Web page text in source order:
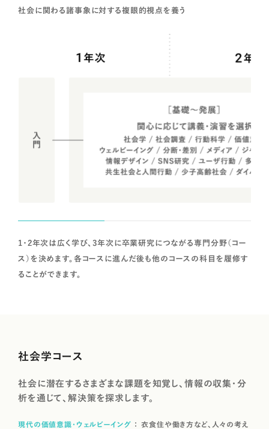
社会に関わる諸事象に対する複眼的視点を養う
1・2年次は広く学び、3年次に卒業研究につながる専門分野（コー
ス）を決めます。各コースに進んだ後も他のコースの科目を履修す
ることができます。
社会学コース
社会に潜在するさまざまな課題を知覚し、情報の収集・分
析を通じて、解決策を探求します。
現代の価値意識・ウェルビーイング
衣食住や働き方など、人々の考え